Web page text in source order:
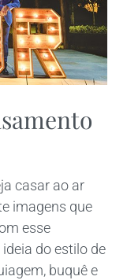
casar ao ar
imagens que
esse
do estilo de
buquê e